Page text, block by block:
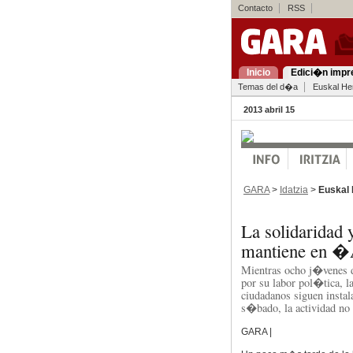
Contacto RSS
Inicio Edici�n
Temas del d�a Euskal
2013 abril 15
GARA> Idatzia > Euskal
La solidaridad
mantiene en
Mientras ocho j�venes
por su labor pol�tica,
ciudadanos siguen
s�bado, la actividad
GARA |